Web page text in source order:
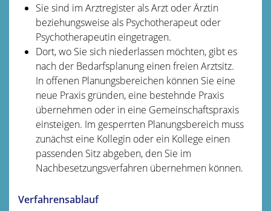
Sie sind im Arztregister als Arzt oder Ärztin
beziehungsweise als Psychotherapeut oder
Psychotherapeutin eingetragen.
Dort, wo Sie sich niederlassen möchten, gibt es
nach der Bedarfsplanung einen freien Arztsitz.
In offenen Planungsbereichen können Sie eine
neue Praxis gründen, eine bestehnde Praxis
übernehmen oder in eine Gemeinschaftspraxis
einsteigen. Im gesperrten Planungsbereich muss
zunächst eine Kollegin oder ein Kollege einen
passenden Sitz abgeben, den Sie im
Nachbesetzungsverfahren übernehmen können.
Verfahrensablauf